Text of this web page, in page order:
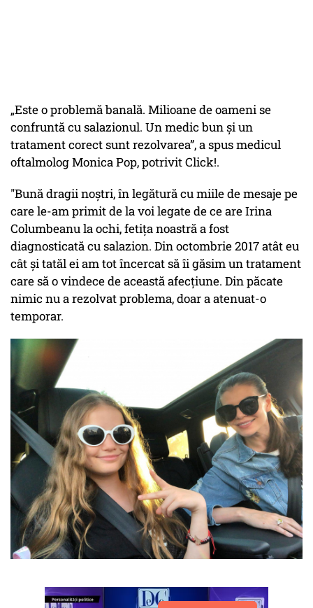
„Este o problemă banală. Milioane de oameni se
confruntă cu salazionul. Un medic bun și un
tratament corect sunt rezolvarea”, a spus medicul
oftalmolog Monica Pop, potrivit Click!.
"Bună dragii noștri, în legătură cu miile de mesaje pe
care le-am primit de la voi legate de ce are Irina
Columbeanu la ochi, fetița noastră a fost
diagnosticată cu salazion. Din octombrie 2017 atât eu
cât și tatăl ei am tot încercat să îi găsim un tratament
care să o vindece de această afecțiune. Din păcate
nimic nu a rezolvat problema, doar a atenuat-o
temporar.